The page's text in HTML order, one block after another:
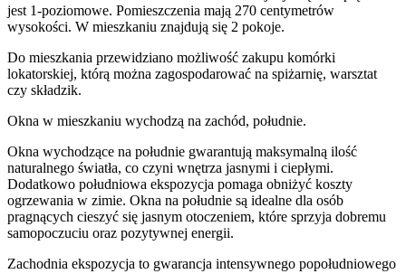
jest 1-poziomowe. Pomieszczenia mają 270 centymetrów
wysokości. W mieszkaniu znajdują się 2 pokoje.
Do mieszkania przewidziano możliwość zakupu komórki
lokatorskiej, którą można zagospodarować na spiżarnię, warsztat
czy składzik.
Okna w mieszkaniu wychodzą na zachód, południe.
Okna wychodzące na południe gwarantują maksymalną ilość
naturalnego światła, co czyni wnętrza jasnymi i ciepłymi.
Dodatkowo południowa ekspozycja pomaga obniżyć koszty
ogrzewania w zimie. Okna na południe są idealne dla osób
pragnących cieszyć się jasnym otoczeniem, które sprzyja dobremu
samopoczuciu oraz pozytywnej energii.
Zachodnia ekspozycja to gwarancja intensywnego popołudniowego